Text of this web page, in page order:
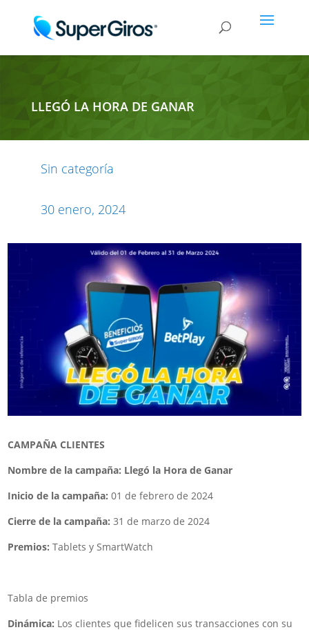
LLEGÓ LA HORA DE GANAR
Sin categoría
30 enero, 2024
CAMPAÑA CLIENTES
Nombre de la campaña: Llegó la Hora de Ganar
Inicio de la campaña: 01 de febrero de 2024
Cierre de la campaña: 31 de marzo de 2024
Premios: Tablets y SmartWatch
Tabla de premios
Dinámica: Los clientes que fidelicen sus transacciones con su